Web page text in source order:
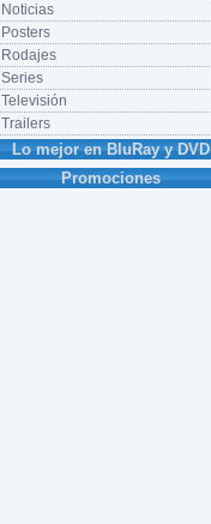
Noticias
Posters
Rodajes
Series
Televisión
Trailers
Lo mejor en BluRay y DVD
Promociones